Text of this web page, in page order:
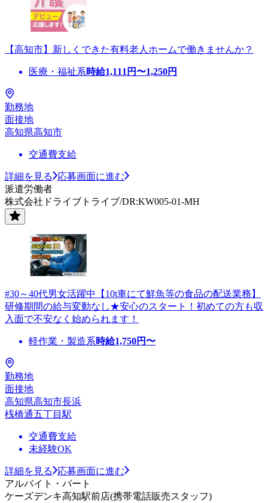
【高知市】新しくできた有料老人ホームで働きませんか？
医療・福祉系時給1,111 円〜1,250円
勤務地
面接地
高知県高知市
交通費支給
詳細を見る
応募画面に進む
派遣労働者
株式会社ドライブトライブ/DR:KW005-01-MH
#30～40代男女活躍中【10t車にて鮮魚等の食品の配送業務】
研修期間の給与変動なし★安心のスタート！初めての方も収
入面で不安なく始められます！
軽作業・製造系時給1,750円〜
勤務地
面接地
高知県高知市長浜
桟橋通五丁目駅
交通費支給
未経験OK
詳細を見る
応募画面に進む
アルバイト・パート
ケーズデンキ高知駅前店(携帯電話販売スタッフ)